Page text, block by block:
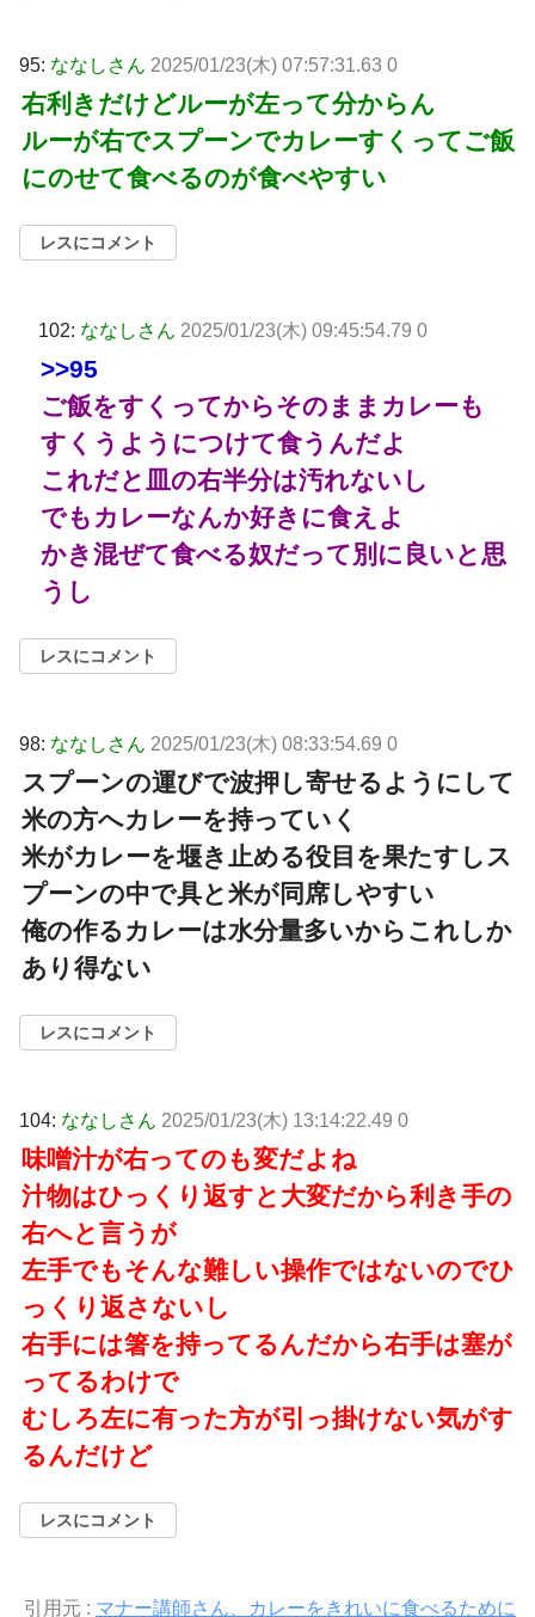
95: ななしさん 2025/01/23(木) 07:57:31.63 0
右利きだけどルーが左って分からん
ルーが右でスプーンでカレーすくってご飯
にのせて食べるのが食べやすい
レスにコメント
102: ななしさん 2025/01/23(木) 09:45:54.79 0
>>95
ご飯をすくってからそのままカレーも
すくうようにつけて食うんだよ
これだと皿の右半分は汚れないし
でもカレーなんか好きに食えよ
かき混ぜて食べる奴だって別に良いと思
うし
レスにコメント
98: ななしさん 2025/01/23(木) 08:33:54.69 0
スプーンの運びで波押し寄せるようにして
米の方へカレーを持っていく
米がカレーを堰き止める役目を果たすしス
プーンの中で具と米が同席しやすい
俺の作るカレーは水分量多いからこれしか
あり得ない
レスにコメント
104: ななしさん 2025/01/23(木) 13:14:22.49 0
味噌汁が右ってのも変だよね
汁物はひっくり返すと大変だから利き手の
右へと言うが
左手でもそんな難しい操作ではないのでひ
っくり返さないし
右手には箸を持ってるんだから右手は塞が
ってるわけで
むしろ左に有った方が引っ掛けない気がす
るんだけど
レスにコメント
引用元 : マナー講師さん、カレーをきれいに食べるために